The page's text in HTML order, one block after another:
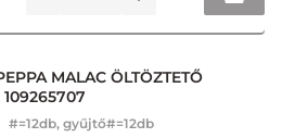
MALAC ÖLTÖZTETŐ
109265707
#=12db, gyűjtő#=12db